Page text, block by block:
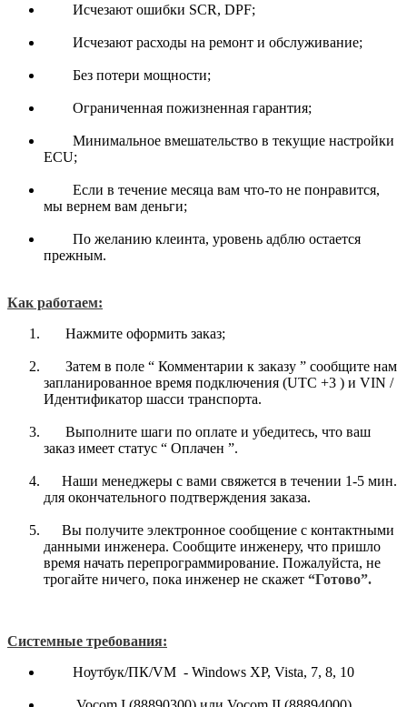
Исчезают ошибки SCR, DPF;
Исчезают расходы на ремонт и обслуживание;
Без потери мощности;
Ограниченная пожизненная гарантия;
Минимальное вмешательство в текущие настройки
ECU;
Если в течение месяца вам что-то не понравится,
мы вернем вам деньги;
По желанию клеинта, уровень адблю остается
прежным.
Как работаем:
Нажмите оформить заказ;
Затем в поле “ Комментарии к заказу ” сообщите нам
запланированное время подключения (UTC +3 ) и VIN /
Идентификатор шасси транспорта.
Выполните шаги по оплате и убедитесь, что ваш
заказ имеет статус “ Оплачен ”.
Наши менеджеры с вами свяжется в течении 1-5 мин.
для окончательного подтверждения заказа.
Вы получите электронное сообщение с контактными
данными инженера. Сообщите инженеру, что пришло
время начать перепрограммирование. Пожалуйста, не
трогайте ничего, пока инженер не скажет “Готово”.
Системные требования:
Ноутбук/ПК/VM - Windows XP, Vista, 7, 8, 10